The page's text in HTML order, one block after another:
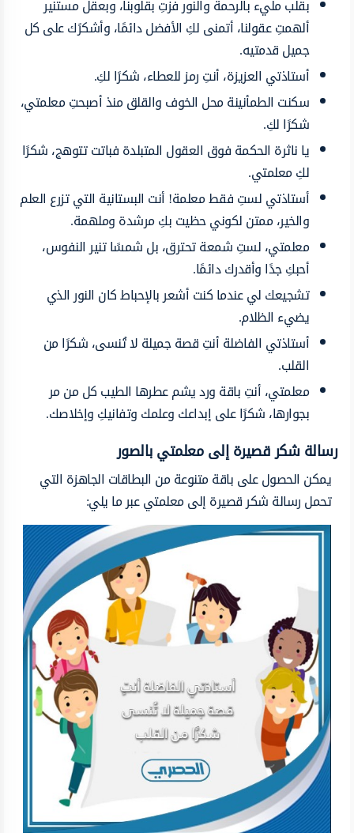
بقلب مليء بالرحمة والنور فزتِ بقلوبنا، وبعقل مستنير
ألهمتِ عقولنا، أتمنى لكِ الأفضل دائمًا، وأشكرًك على كل
جميل قدمتيه.
أستاذتي العزيزة، أنتِ رمز للعطاء، شكرًا لكِ.
سكنت الطمأنينة محل الخوف والقلق منذ أصبحتِ معلمتي،
شكرًا لكِ.
يا ناثرة الحكمة فوق العقول المتبلدة فباتت تتوهج، شكرًا
لكِ معلمتي.
أستاذتي لستِ فقط معلمة! أنت البستانية التي تزرع العلم
والخير، ممتن لكوني حظيت بكِ مرشدة وملهمة.
معلمتي، لستِ شمعة تحترق، بل شمسًا تنير النفوس،
أحبكِ جدًا وأقدرك دائمًا.
تشجيعك لي عندما كنت أشعر بالإحباط كان النور الذي
يضيء الظلام.
أستاذتي الفاضلة أنتِ قصة جميلة لا تُنسى، شكرًا من
القلب.
معلمتي، أنتِ باقة ورد يشم عطرها الطيب كل من مر
بجوارها، شكرًا على إبداعك وعلمك وتفانيكِ وإخلاصك.
رسالة شكر قصيرة إلى معلمتي بالصور
يمكن الحصول على باقة متنوعة من البطاقات الجاهزة التي
تحمل رسالة شكر قصيرة إلى معلمتي عبر ما يلي: